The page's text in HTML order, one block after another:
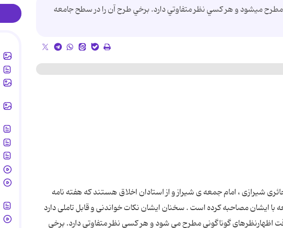
مطرح ميشود و هر كسي نظر متفاوتي دارد. برخي طرح آن را در سطح جامعه
شیرازی ، امام جمعه ی شیراز و از استادان اخلاق هستند که هفته نامه
با ایشان مصاحبه کرده است . سخنان ایشان نکات خواندنی و قابل تاملی دارد
اظهارنظرهای گوناگونی مطرح می شود و هر كسی نظر متفاوتی دارد. برخی